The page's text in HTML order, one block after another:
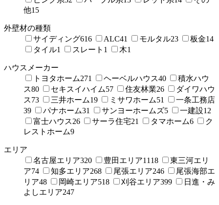
他15
外壁材の種類
サイディング616 ALC41 モルタル23 板金14
タイル1 スレート 1 木1
ハウスメーカー
トヨタホーム271 ヘーベルハウス40
積水ハウ
ス80 セキスイハイム57 住友林業26
ダイワハウ
ス73 三井ホーム19 ミサワホーム51
一条工務店
39
パナホーム31 サンヨーホームズ5 一建設12
富士ハウス26 サーラ住宅21 タマホーム6
ク
レストホーム9
エリア
名古屋エリア320 豊田エリア1118
東三河エリ
ア74 知多エリア268 尾張エリア246
尾張海部エ
リア48 岡崎エリア518 刈谷エリア399
日進・み
よしエリア247